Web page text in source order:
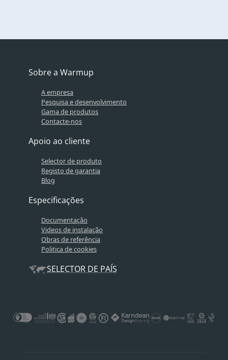
Sobre a Warmup
A empresa
Pesquisa e desenvolvimento
Gama de produtos
Contacte-nos
Apoio ao cliente
Selector de produto
Registo de garantia
Blog
Especificações
Documentação
Videos de instalação
Obras de referência
Politica de cookies
SELECTOR DE PAÍS